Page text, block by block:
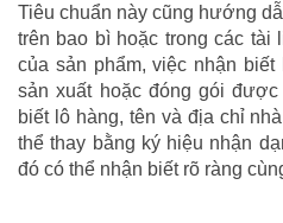
Tiêu chuẩn này cũng hướng
trên bao bì hoặc trong các tài
của sản phẩm, việc nhận
sản xuất hoặc đóng gói
biết lô hàng, tên và địa chỉ
thể thay bằng ký hiệu nhận
đó có thể nhận biết rõ ràng